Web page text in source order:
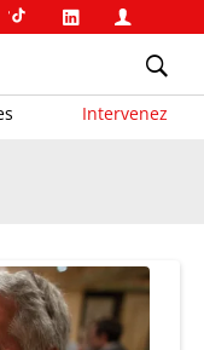
Intervenez